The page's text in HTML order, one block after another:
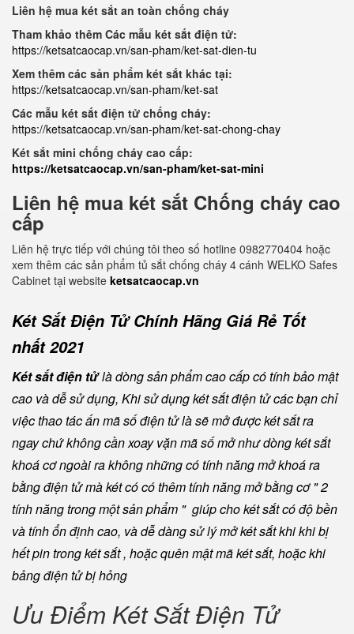
Liên hệ mua két sắt an toàn chống cháy
Tham khảo thêm Các mẫu két sắt điện tử:
https://ketsatcaocap.vn/san-pham/ket-sat-dien-tu
Xem thêm các sản phẩm két sắt khác tại:
https://ketsatcaocap.vn/san-pham/ket-sat
Các mẫu két sắt điện tử chống cháy:
https://ketsatcaocap.vn/san-pham/ket-sat-chong-chay
Két sắt mini chống cháy cao cấp:
https://ketsatcaocap.vn/san-pham/ket-sat-mini
Liên hệ mua két sắt Chống cháy cao
cấp
Liên hệ trực tiếp với chúng tôi theo số hotline 0982770404 hoặc
xem thêm các sản phẩm tủ sắt chống cháy 4 cánh WELKO Safes
Cabinet tại website ketsatcaocap.vn
Két Sắt Điện Tử Chính Hãng Giá Rẻ Tốt
nhất 2021
Két sắt điện tửlà dòng sản phẩm cao cấp có tính bảo mật
cao và dễ sử dụng, Khi sử dụng két sắt điện tử các bạn chỉ
việc thao tác ấn mã số điện tử là sẽ mở được két sắt ra
ngay chứ không cần xoay vặn mã số mở như dòng két sắt
khoá cơ ngoài ra không những có tính năng mở khoá ra
bằng điện tử mà két có có thêm tính năng mở bằng cơ " 2
tính năng trong một sản phẩm " giúp cho két sắt có độ bền
và tính ổn định cao, và dễ dàng sử lý mở két sắt khi khi bị
hết pin trong két sắt , hoặc quên mật mã két sắt, hoặc khi
bảng điện tử bị hỏng
Ưu Điểm Két Sắt Điện Tử